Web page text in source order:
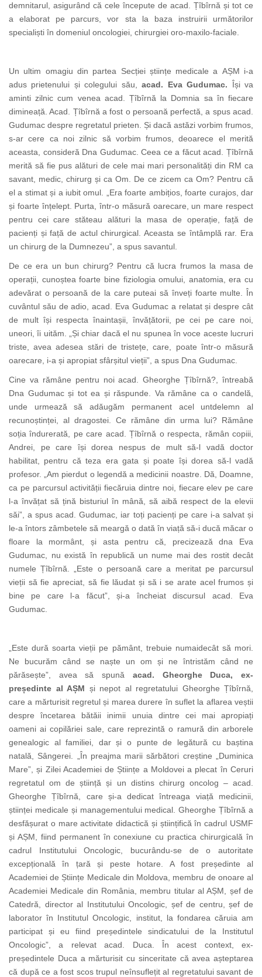
demnitarul, asigurând că cele începute de acad. Țîbîrnă și tot ce
a elaborat pe parcurs, vor sta la baza instruirii următorilor
specialiști în domeniul oncologiei, chirurgiei oro-maxilo-faciale.
Un ultim omagiu din partea Secției științe medicale a AȘM i-a
adus prietenului și colegului său,
acad. Eva Gudumac. Își va
aminti zilnic cum venea acad. Țîbîrnă la Domnia sa în fiecare
dimineață. Acad. Țîbîrnă a fost o persoană perfectă, a spus acad.
Gudumac despre regretatul prieten. Și dacă astăzi vorbim frumos,
s-ar cere ca noi zilnic să vorbim frumos, deoarece el merită
aceasta, consideră Dna Gudumac. Ceea ce a făcut acad. Țîbîrnă
merită să fie pus alături de cele mai mari personalități din RM ca
savant, medic, chirurg și ca Om. De ce zicem ca Om? Pentru că
el a stimat și a iubit omul. „Era foarte ambițios, foarte curajos, dar
și foarte înțelept. Purta, într-o măsură oarecare, un mare respect
pentru cei care stăteau alături la masa de operație, față de
pacienți și față de actul chirurgical. Aceasta se întâmplă rar. Era
un chirurg de la Dumnezeu”, a spus savantul.
De ce era un bun chirurg? Pentru că lucra frumos la masa de
operații, cunoștea foarte bine fiziologia omului, anatomia, era cu
adevărat o persoană de la care puteai să înveți foarte multe. În
cuvântul său de adio, acad. Eva Gudumac a relatat și despre cât
de mult își respecta înaintașii, învățătorii, pe cei pe care noi,
uneori, îi uităm. „Și chiar dacă el nu spunea în voce aceste lucruri
triste, avea adesea stări de tristețe, care, poate într-o măsură
oarecare, i-a și apropiat sfârșitul vieții”, a spus Dna Gudumac.
Cine va rămâne pentru noi acad. Gheorghe Țîbîrnă?, întreabă
Dna Gudumac și tot ea și răspunde. Va rămâne ca o candelă,
unde urmează să adăugăm permanent acel untdelemn al
recunoștinței, al dragostei. Ce rămâne din urma lui? Rămâne
soția îndurerată, pe care acad. Țîbîrnă o respecta, rămân copiii,
Andrei, pe care își dorea nespus de mult să-l vadă doctor
habilitat, pentru că teza era gata și poate își dorea să-l vadă
profesor. „Am pierdut o legendă a medicinii noastre. Dă, Doamne,
ca pe parcursul activității fiecăruia dintre noi, fiecare elev pe care
l-a învățat să țină bisturiul în mână, să aibă respect de la elevii
săi”, a spus acad. Gudumac, iar toți pacienți pe care i-a salvat și
le-a întors zâmbetele să meargă o dată în viață să-i ducă măcar o
floare la mormânt, și asta pentru că, precizează dna Eva
Gudumac, nu există în republică un nume mai des rostit decât
numele Țîbîrnă. „Este o persoană care a meritat pe parcursul
vieții să fie apreciat, să fie lăudat și să i se arate acel frumos și
bine pe care l-a făcut”, și-a încheiat discursul acad. Eva
Gudumac.
„Este dură soarta vieții pe pământ, trebuie numaidecât să mori.
Ne bucurăm când se naște un om și ne întristăm când ne
părăsește”, avea să spună acad. Gheorghe Duca, ex-
președinte al AȘM și nepot al regretatului Gheorghe Țîbîrnă,
care a mărturisit regretul și marea durere în suflet la aflarea veștii
despre încetarea bătăii inimii unuia dintre cei mai apropiați
oameni ai copilăriei sale, care reprezintă o ramură din arborele
genealogic al familiei, dar și o punte de legătură cu baștina
natală, Sângerei. „În preajma marii sărbători creștine „Duminica
Mare”, și Zilei Academiei de Științe a Moldovei a plecat în Ceruri
regretatul om de știință și un distins chirurg oncolog – acad.
Gheorghe Țîbîrnă, care și-a dedicat întreaga viață medicinii,
științei medicale și managementului medical. Gheorghe Țîbîrnă a
desfășurat o mare activitate didactică și științifică în cadrul USMF
și AȘM, fiind permanent în conexiune cu practica chirurgicală în
cadrul Institutului Oncologic, bucurându-se de o autoritate
excepțională în țară și peste hotare. A fost președinte al
Academiei de Științe Medicale din Moldova, membru de onoare al
Academiei Medicale din România, membru titular al AȘM, șef de
Catedră, director al Institutului Oncologic, șef de centru, șef de
laborator în Institutul Oncologic, institut, la fondarea căruia am
participat și eu fiind președintele sindicatului de la Institutul
Oncologic”, a relevat acad. Duca. În acest context, ex-
președintele Duca a mărturisit cu sinceritate că avea așteptarea
că după ce a fost scos trupul neînsuflețit al regretatului savant de